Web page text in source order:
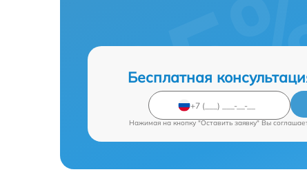
Бесплатная
Нажимая на кнопку "Оставить заявку" Вы